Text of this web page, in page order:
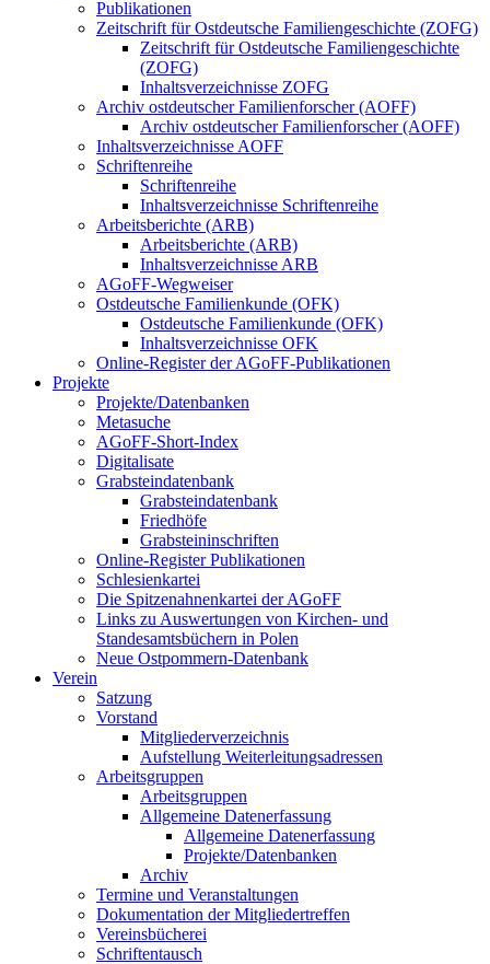
Publikationen
Zeitschrift für Ostdeutsche Familiengeschichte (ZOFG)
Zeitschrift für Ostdeutsche Familiengeschichte
(ZOFG)
Inhaltsverzeichnisse ZOFG
Archiv ostdeutscher Familienforscher (AOFF)
Archiv ostdeutscher Familienforscher (AOFF)
Inhaltsverzeichnisse AOFF
Schriftenreihe
Schriftenreihe
Inhaltsverzeichnisse Schriftenreihe
Arbeitsberichte (ARB)
Arbeitsberichte (ARB)
Inhaltsverzeichnisse ARB
AGoFF-Wegweiser
Ostdeutsche Familienkunde (OFK)
Ostdeutsche Familienkunde (OFK)
Inhaltsverzeichnisse OFK
Online-Register der AGoFF-Publikationen
Projekte
Projekte/Datenbanken
Metasuche
AGoFF-Short-Index
Digitalisate
Grabsteindatenbank
Grabsteindatenbank
Friedhöfe
Grabsteininschriften
Online-Register Publikationen
Schlesienkartei
Die Spitzenahnenkartei der AGoFF
Links zu Auswertungen von Kirchen- und
Standesamtsbüchern in Polen
Neue Ostpommern-Datenbank
Verein
Satzung
Vorstand
Mitgliederverzeichnis
Aufstellung Weiterleitungsadressen
Arbeitsgruppen
Arbeitsgruppen
Allgemeine Datenerfassung
Allgemeine Datenerfassung
Projekte/Datenbanken
Archiv
Termine und Veranstaltungen
Dokumentation der Mitgliedertreffen
Vereinsbücherei
Schriftentausch